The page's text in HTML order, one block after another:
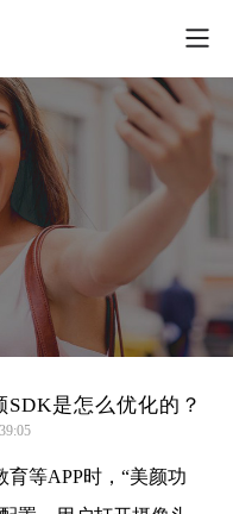
是怎么优化的？
等APP时，“美颜功